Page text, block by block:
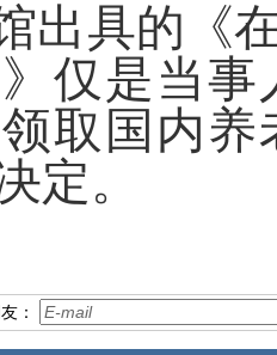
出具的《
仅是当
取国内
定。
：